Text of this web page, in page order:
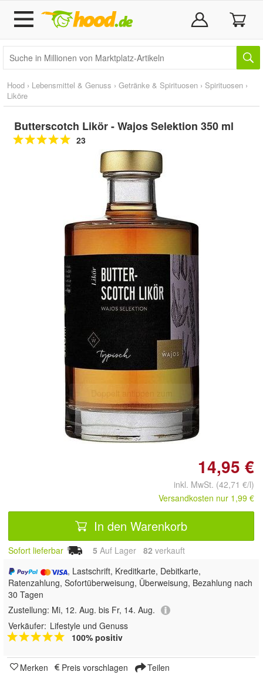
Hood › Lebensmittel & Genuss › Getränke & Spirituosen › Spirituosen ›
Liköre
Butterscotch Likör - Wajos Selektion 350 ml
23
Doppelt antippen zum
vergrößern
14,95 €
inkl. MwSt. (42,71 €/l)
Versandkosten nur 1,99 €
In den Warenkorb
Sofort lieferbar 5 Auf Lager 82 verkauft
, Lastschrift, Kreditkarte, Debitkarte,
Ratenzahlung, Sofortüberweisung, Überweisung, Bezahlung nach
30 Tagen
Zustellung: Mi, 12. Aug. bis Fr, 14. Aug.
Verkäufer: Lifestyle und Genuss
100% positiv
Merken Preis vorschlagen Teilen